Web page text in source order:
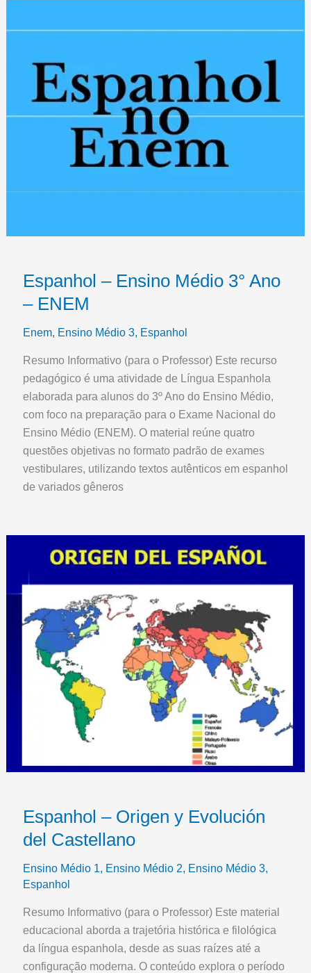
Espanhol – Ensino Médio 3° Ano
– ENEM
Enem, Ensino Médio 3, Espanhol
Resumo Informativo (para o Professor) Este recurso
pedagógico é uma atividade de Língua Espanhola
elaborada para alunos do 3º Ano do Ensino Médio,
com foco na preparação para o Exame Nacional do
Ensino Médio (ENEM). O material reúne quatro
questões objetivas no formato padrão de exames
vestibulares, utilizando textos autênticos em espanhol
de variados gêneros
Espanhol – Origen y Evolución
del Castellano
Ensino Médio 1, Ensino Médio 2, Ensino Médio 3,
Espanhol
Resumo Informativo (para o Professor) Este material
educacional aborda a trajetória histórica e filológica
da língua espanhola, desde as suas raízes até a
configuração moderna. O conteúdo explora o período